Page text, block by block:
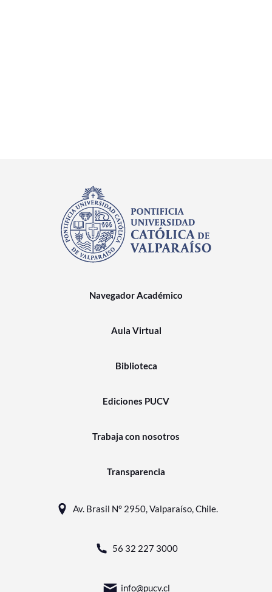
Navegador Académico
Aula Virtual
Biblioteca
Ediciones PUCV
Trabaja con nosotros
Transparencia
Av. Brasil N° 2950, Valparaíso, Chile.
56 32 227 3000
info@pucv.cl